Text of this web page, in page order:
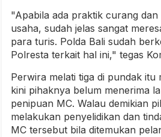
"Apabila ada praktik curang
usaha, sudah jelas sangat
para turis. Polda Bali sudah
Polresta terkait hal ini," tegas
Perwira melati tiga di pundak itu
kini pihaknya belum menerima
penipuan MC. Walau demikian
melakukan penyelidikan dan
MC tersebut bila ditemukan